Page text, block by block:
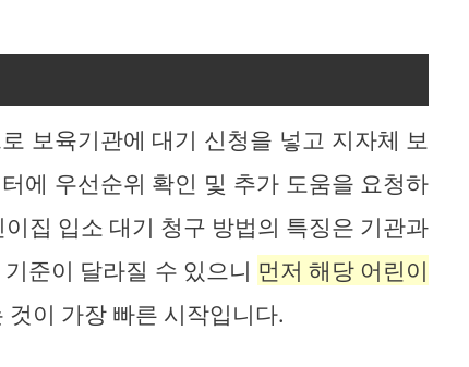
보육기관에 대기 신청을 넣고 지자체 보
에 우선순위 확인 및 추가 도움을 요청하
집 입소 대기 청구 방법의 특징은 기관과
준이 달라질 수 있으니 먼저 해당 어린이
것이 가장 빠른 시작입니다.